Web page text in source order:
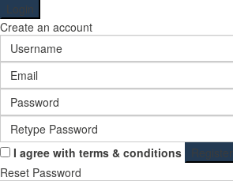
Login
Create an account
I agree with terms & conditions
Register
Reset Password